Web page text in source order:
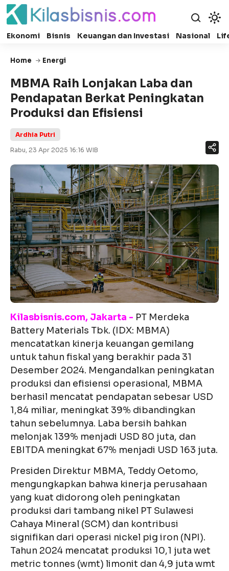
Ekonomi Bisnis Keuangan dan Investasi Nasional
Home Energi
MBMA Raih Lonjakan Laba dan
Pendapatan Berkat Peningkatan
Produksi dan Efisiensi
Ardhia Putri
Rabu, 23 Apr 2025 16:16 WIB
Kilasbisnis.com, Jakarta - PT Merdeka
Battery Materials Tbk. (IDX: MBMA)
mencatatkan kinerja keuangan gemilang
untuk tahun fiskal yang berakhir pada 31
Desember 2024. Mengandalkan peningkatan
produksi dan efisiensi operasional, MBMA
berhasil mencatat pendapatan sebesar USD
1,84 miliar, meningkat 39% dibandingkan
tahun sebelumnya. Laba bersih bahkan
melonjak 139% menjadi USD 80 juta, dan
EBITDA meningkat 67% menjadi USD 163 juta.
Presiden Direktur MBMA, Teddy Oetomo,
mengungkapkan bahwa kinerja perusahaan
yang kuat didorong oleh peningkatan
produksi dari tambang nikel PT Sulawesi
Cahaya Mineral (SCM) dan kontribusi
signifikan dari operasi nickel pig iron (NPI).
Tahun 2024 mencatat produksi 10,1 juta wet
metric tonnes (wmt) limonit dan 4,9 juta wmt